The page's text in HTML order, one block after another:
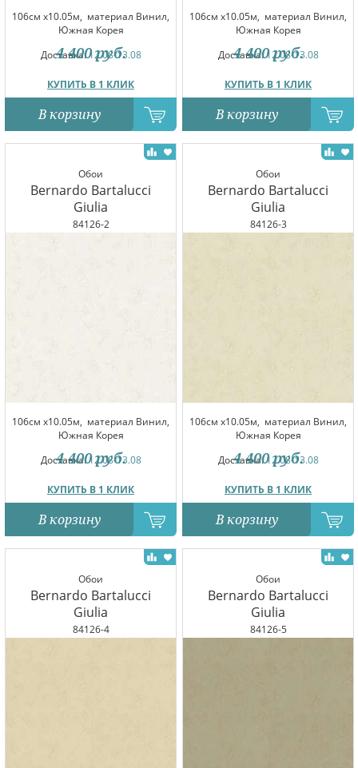
106см x10.05м, материал Винил,
Южная Корея
Доставка:12.08-13.08
КУПИТЬ В 1 КЛИК
4 400 руб.
В корзину
106см x10.05м, материал Винил,
Южная Корея
Доставка:12.08-13.08
КУПИТЬ В 1 КЛИК
4 400 руб.
В корзину
Обои
Bernardo Bartalucci
Giulia
84126-2
106см x10.05м, материал Винил,
Южная Корея
Доставка:12.08-13.08
КУПИТЬ В 1 КЛИК
4 400 руб.
В корзину
Обои
Bernardo Bartalucci
Giulia
84126-3
106см x10.05м, материал Винил,
Южная Корея
Доставка:12.08-13.08
КУПИТЬ В 1 КЛИК
4 400 руб.
В корзину
Обои
Bernardo Bartalucci
Giulia
84126-4
Обои
Bernardo Bartalucci
Giulia
84126-5